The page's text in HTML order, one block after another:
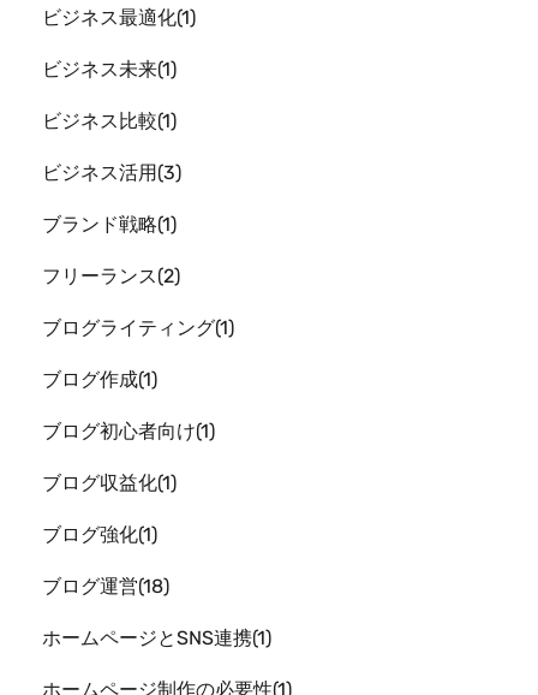
ビジネス最適化 1
ビジネス未来 1
ビジネス比較 1
ビジネス活用 3
ブランド戦略 1
フリーランス 2
ブログライティング 1
ブログ作成 1
ブログ初心者向け 1
ブログ収益化 1
ブログ強化 1
ブログ運営 18
ホームページとSNS連携 1
ホームページ制作の必要性 1